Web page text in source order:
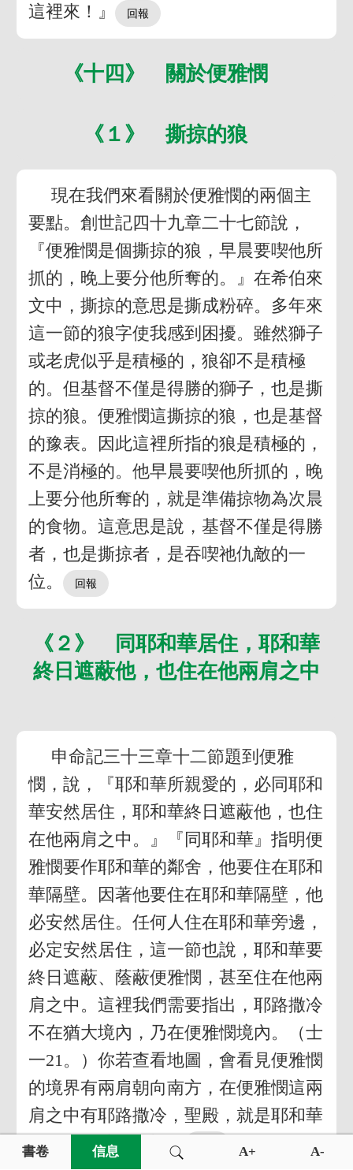
這裡來！』
《十四》 關於便雅憫
《１》 撕掠的狼
現在我們來看關於便雅憫的兩個主
要點。創世記四十九章二十七節說，
『便雅憫是個撕掠的狼，早晨要喫他所
抓的，晚上要分他所奪的。』在希伯來
文中，撕掠的意思是撕成粉碎。多年來
這一節的狼字使我感到困擾。雖然獅子
或老虎似乎是積極的，狼卻不是積極
的。但基督不僅是得勝的獅子，也是撕
掠的狼。便雅憫這撕掠的狼，也是基督
的豫表。因此這裡所指的狼是積極的，
不是消極的。他早晨要喫他所抓的，晚
上要分他所奪的，就是準備掠物為次晨
的食物。這意思是說，基督不僅是得勝
者，也是撕掠者，是吞喫祂仇敵的一
位。
《２》 同耶和華居住，耶和華
終日遮蔽他，也住在他兩肩之中
申命記三十三章十二節題到便雅
憫，說，『耶和華所親愛的，必同耶和
華安然居住，耶和華終日遮蔽他，也住
在他兩肩之中。』『同耶和華』指明便
雅憫要作耶和華的鄰舍，他要住在耶和
華隔壁。因著他要住在耶和華隔壁，他
必安然居住。任何人住在耶和華旁邊，
必定安然居住，這一節也說，耶和華要
終日遮蔽、蔭蔽便雅憫，甚至住在他兩
肩之中。這裡我們需要指出，耶路撒冷
不在猶大境內，乃在便雅憫境內。（士
一21。）你若查看地圖，會看見便雅憫
的境界有兩肩朝向南方，在便雅憫這兩
肩之中有耶路撒冷，聖殿，就是耶和華
的居所，就在那裡。
書卷 信息 A+ A-